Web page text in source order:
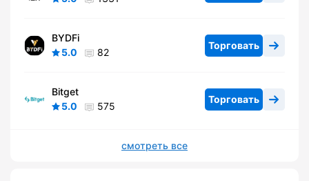
BYDFi
5.0
82
Торговать
Bitget
5.0
575
Торговать
смотреть все